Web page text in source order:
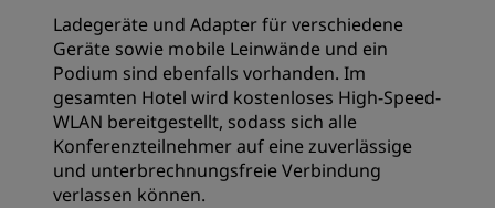
Ladegeräte und Adapter für verschiedene
Geräte sowie mobile Leinwände und ein
Podium sind ebenfalls vorhanden. Im
gesamten Hotel wird kostenloses High-Speed-
WLAN bereitgestellt, sodass sich alle
Konferenzteilnehmer auf eine zuverlässige
und unterbrechnungsfreie Verbindung
verlassen können.